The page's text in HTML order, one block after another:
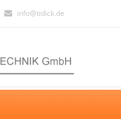
info@tidick.de